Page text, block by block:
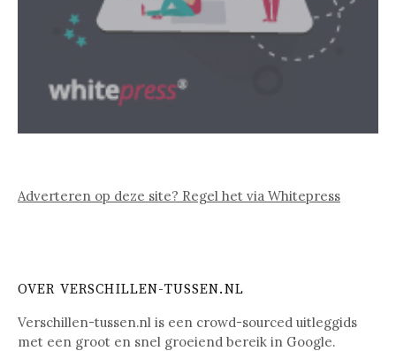
Adverteren op deze site? Regel het via Whitepress
OVER VERSCHILLEN-TUSSEN.NL
Verschillen-tussen.nl is een crowd-sourced uitleggids
met een groot en snel groeiend bereik in Google.